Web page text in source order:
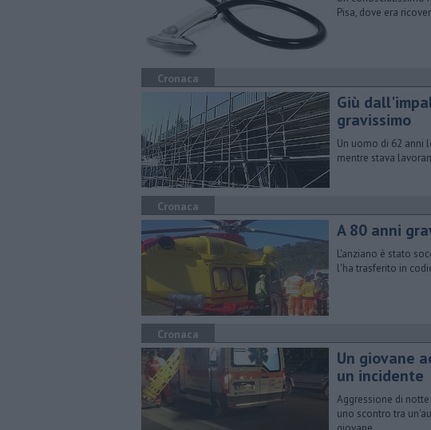
Pisa, dove era
Cronaca
Giù
gravissimo
Un uomo di 62 anni
mentre stava
Cronaca
A 80 anni
L'anziano è stato
l'ha trasferito in
Cronaca
Un giovane
un incidente
Aggressione di
uno scontro tra